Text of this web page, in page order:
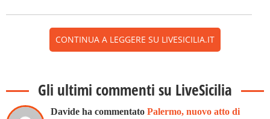
CONTINUA A LEGGERE SU LIVESICILIA.IT
Gli ultimi commenti su LiveSicilia
Davide ha commentato Palermo, nuovo atto di